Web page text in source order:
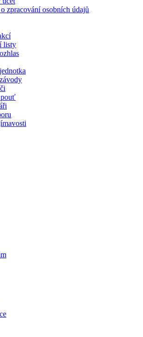
zpracování osobních údajů
listy
pouť